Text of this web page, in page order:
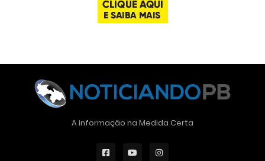
A informação na Medida Certa